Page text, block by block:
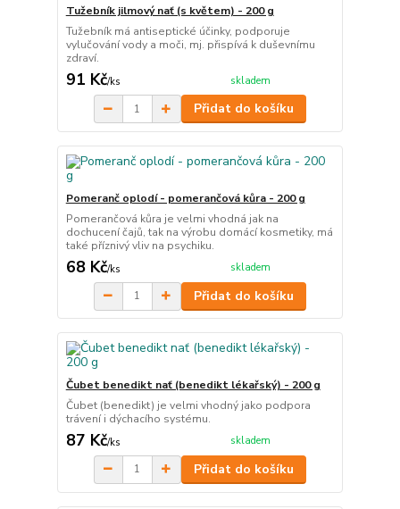
Tužebník jilmový nať (s květem) - 200 g
Tužebník má antiseptické účinky, podporuje
vylučování vody a moči, mj. přispívá k duševnímu
zdraví.
91 Kč/ks skladem
Přidat do košíku
Pomeranč oplodí - pomerančová kůra - 200 g
Pomerančová kůra je velmi vhodná jak na
dochucení čajů, tak na výrobu domácí kosmetiky, má
také příznivý vliv na psychiku.
68 Kč/ks skladem
Přidat do košíku
Čubet benedikt nať (benedikt lékařský) - 200 g
Čubet (benedikt) je velmi vhodný jako podpora
trávení i dýchacího systému.
87 Kč/ks skladem
Přidat do košíku